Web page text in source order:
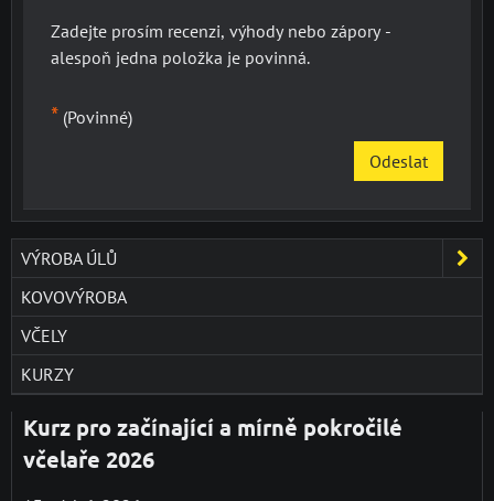
Zadejte prosím recenzi, výhody nebo zápory -
alespoň jedna položka je povinná.
* (Povinné)
Odeslat
VÝROBA ÚLŮ
KOVOVÝROBA
VČELY
KURZY
Kurz pro začínající a mírně pokročilé
včelaře 2026